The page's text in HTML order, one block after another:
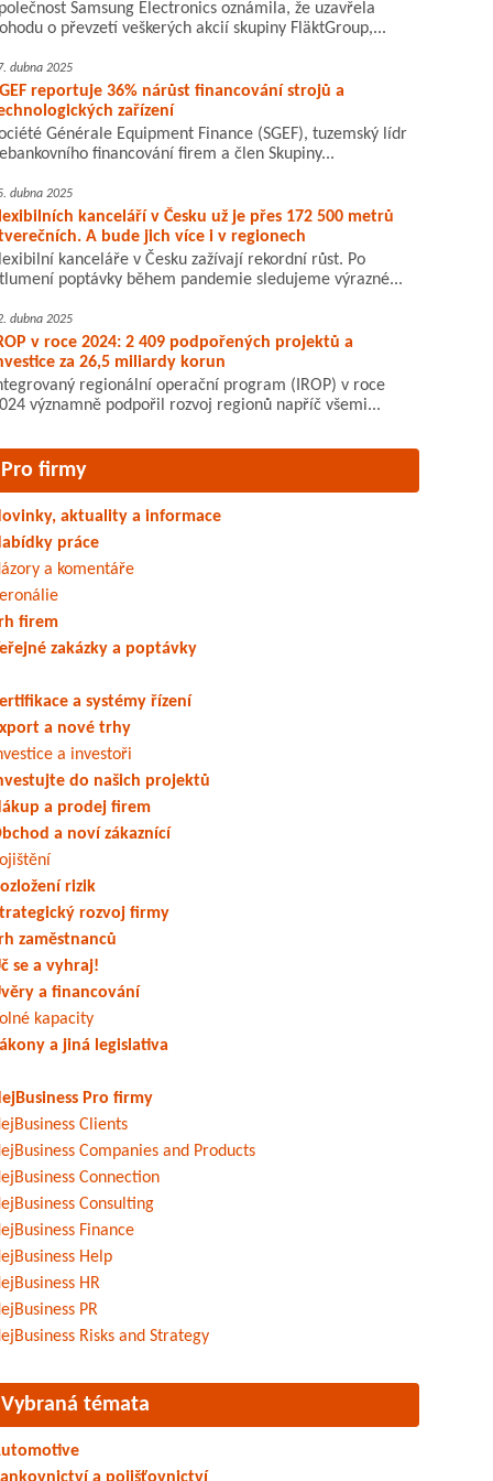
Samsung Electronics oznámila, že uzavřela
o převzetí veškerých akcií skupiny FläktGroup,...
dubna 2025
reportuje 36% nárůst financování strojů a
zařízení
Générale Equipment Finance (SGEF), tuzemský lídr
financování firem a člen Skupiny...
dubna 2025
kanceláří v Česku už je přes 172 500 metrů
A bude jich více i v regionech
kanceláře v Česku zažívají rekordní růst. Po
poptávky během pandemie sledujeme výrazné...
dubna 2025
v roce 2024: 2 409 podpořených projektů a
za 26,5 miliardy korun
regionální operační program (IROP) v roce
významně podpořil rozvoj regionů napříč všemi...
Pro firmy
aktuality a informace
práce
a komentáře
firem
zakázky a poptávky
a systémy řízení
a nové trhy
a investoři
do našich projektů
a prodej firem
a noví zákaznící
rizik
rozvoj firmy
zaměstnanců
se a vyhraj!
a financování
kapacity
a jiná legislativa
Pro firmy
Clients
Companies and Products
Connection
Consulting
Finance
Help
HR
PR
Risks and Strategy
Vybraná témata